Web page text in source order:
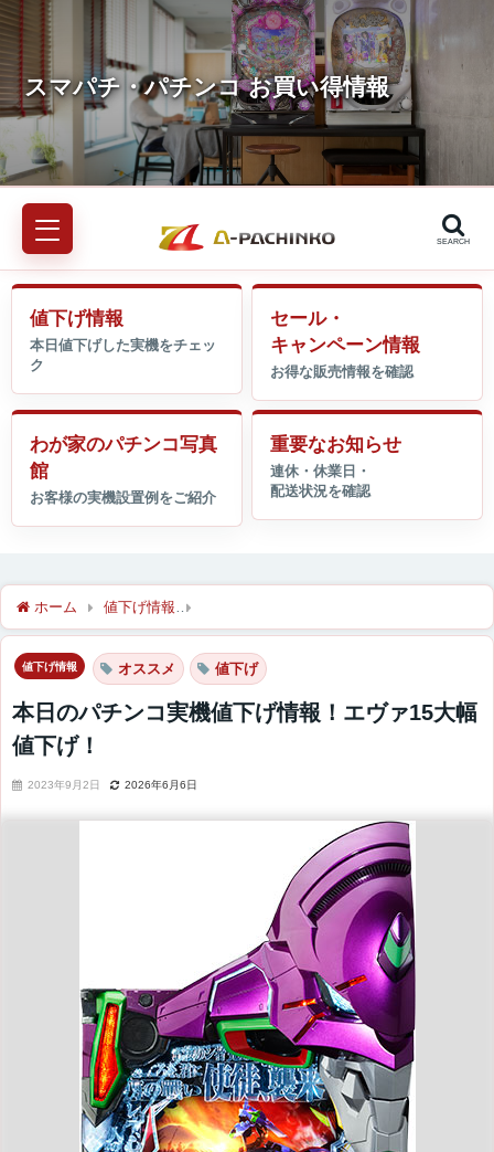
SEARCH
値下げ情報
セール・
キャンペーン情報
わが家のパチンコ写真
館
重要なお知らせ
ホーム 値下げ情報
値下げ情報 オススメ 値下げ
本日のパチンコ実機値下げ情報！エヴァ15大幅
値下げ！
2023年9月2日 2026年6月6日